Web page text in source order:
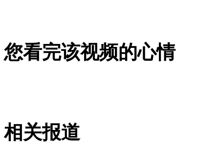
俄罗斯规定来不及刹车 闯黄灯被默许
山西运城恶犬咬伤多人 警民合力深夜将其击毙
您看完该视频的心情
相关报道